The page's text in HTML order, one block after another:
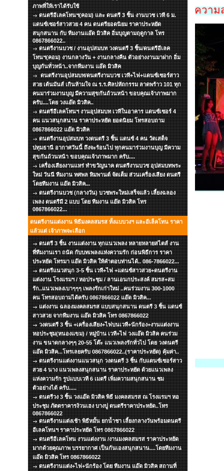
ภาพที่ให้เราได้รับใช้
ดนตรีอีเลคโทนฯ(คอม) และ ดนตรี 3 ชิ้น งานบวช เวที 6 ม.
แดนซ์เซอร์สาวสวย 4 คน ดนตรียอดนิยม ราคาประหยัด
สนุกสนาน กับ ทีมงานแอ๊ด มิวสิค อิ่มบุญตามฤดูกาล โทร
0867866022..
ดนตรีงานบวช / งานอุปสมบท วงดนตรี 3 ชิ้น/ดนตรีอีเลค
โทนฯ(คอม) งานกลางวัน + งานกลางคืน ตัวอย่างงานมาฝาก อิ่ม
บุญกันทั่วหน้า..จากทีมงาน แอ๊ด มิวสิค
ดนตรีงานอุปสมบท/ดนตรีงานบวช เวที+ไฟ+แดนซ์เซอร์สาว
สวย เต้นมันส์ เกินห้ามใจ ณ ร.ร.ศิลปหัถกรรม ลาดพร้าว 101 ทุก
คนมาร่วมงานบุญ มีความสุขกันถ้วนหน้า ขอบคุณเจ้าภาพมาก
ครับ....โดย วงแอ๊ด มิวสิค..
ดนตรีอีเลคโทนฯ งานอุปสมบท เวทีในอาคาร แดนซ์เซอร์ 4
คน แนวสนุกสนาน ราคาประหยัด ยอดนิยม โทรสอบถาม
0867866022 แอ๊ด มิวสิค
ดนตรีงานอุปสมบท วงดนตรี 3 ชิ้น แดนซ์ 4 คน วัดเสด็จ
ปทุมธานี อากาศวันนี้ ถึงจะร้อนไป ทุกคนมาร่วมงานบุญ มีความ
สุขกันถ้วนหน้า ขอบคุณเจ้าภาพมาก ครับ....
เครื่องเสียงงานแหร่ ทำขวัญนาค ดนตรีงานบวช อุปสมบทพระ
ใหม่ วันนี ทีมงาน ทศพล หิมพานต์ จัดเต็ม ส่วนเครื่องเสียง ดนตรี
โดยทีมงาน แอ๊ด มิวสิค...
ดนตรีงานบวช (กลางวัน) บวชพระใหม่เสร็จแล้ว เลี้ยงฉลอง
เพลง ดนตรีมี 2 แบบ โดย ทีมงาน แอ๊ด มิวสิค โทร
0867866022...
ดนตรีงานแต่งงาน พิธีมงคลสมรส ทั้งแบบวงฯ และอีเล็คโทน ราคา
แล้วแต่ เจ้าภาพจะเลือก
ดนตรี 3 ชิ้น งานแต่งงาน ทุกแนวเพลง หลายหลายสไตส์ งาน
ที่ทีมงานเรา ถนัด กับบทเพลงแห่งความรัก ก่อนพิธีการ ราคา
ประหยัด โทรมา แอ๊ด มิวสิค ให้คำตอบท่านได้.. 086-7866022...
ดนตรีแนวสนุก 3-5 ชิ้น เวที+ไฟ +แดนซ์สาวสวย+ดนตรีงาน
แต่งงาน โรงแรมฯ / หอประชุม / ลานเอนกประสงค์ สมรส+สม
รัก..แนวเพลงเบาๆๆๆ เพลงรักเก่าใหม่ ..คนร่วมงาน 300-1000
คน โทรสอบถามได้ครับ 0867866022 แอ๊ด มิวสิค...
แต่งงาน ฉลองมงคลสมรส แบบสนุกสนาน ดนตรี 3 ชิ้น แดนซ์
สาวสวย จากทีมงาน แอ๊ด มิวสิค โทร 0867866022
วงดนตรี 3 ชิ้น +เครื่องเสียง+ไฟบนเวที+นักร้อง+งานแต่งงาน
หอประชุม(หนองแขม) / หมู่บ้าน เวที+ไฟ วงแอ๊ด มิวสิค คนร่วม
งาน ขนาดกลางๆๆ 20-55 โต๊ะ แนวเพลงรักทั่วไป โดย วงดนตรี
แอ๊ด มิวสิค...โทรเลยครับ 0867866022..(ราคาประหยัด) คุ้มค่า..
ดนตรีงานแต่งงานแนวสนุก วงดนตรี 3 ชิ้น กับแดนซ์เซอร์สาว
สวย 4 นาง แนวเพลงสนุกสนาน ราคาประหยัด ด้วยแนวเพลง
แห่งความรัก รูปแบบเวที 6 เมตรี เพิ่มความสนุกสนาน ชม
ตัวอย่างได้ ครับ.....
ดนตรีวง 3 ชิ้น วงแอ๊ด มิวสิค พิธี มงคลสมรส ณ โรงแรมฯ หอ
ประชุม ภัตตราคารง้วนเฮง บางปู ดนตรีราคาประหยัด..โทร
0867866022
ดนตรีงานแต่งเช้า พิธีหมั้น ยกน้ำชา เลี้ยงกลางวันพร้อมดนตรี
อีเลคโทนฯ ราคาประหยัด โทร 0867866022
ดนตรีอีเลคโทน งานแต่งงาน /งานมงคลสมรส ราคาประหยัด
มากด้วยคุณภาพ บรรยากาศ เป็นกันเองสนุกสนาน....โดยทีมงาน
แอ๊ด มิวสิค โทร 0867866022
ดนตรีงานแต่ง+ไฟ+นักร้อง โดย ทีมงาน แอ๊ด มิวสิค สถานที่
ความ